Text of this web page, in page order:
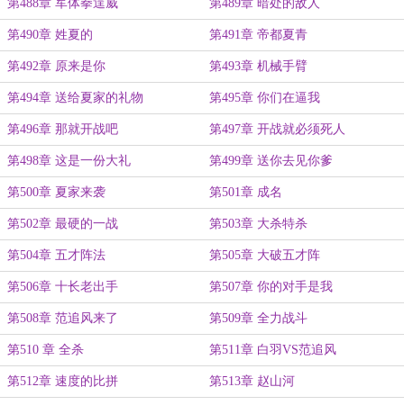
第488章 军体拳逞威 第489章 暗处的敌人
第490章 姓夏的 第491章 帝都夏青
第492章 原来是你 第493章 机械手臂
第494章 送给夏家的礼物 第495章 你们在逼我
第496章 那就开战吧 第497章 开战就必须死人
第498章 这是一份大礼 第499章 送你去见你爹
第500章 夏家来袭 第501章 成名
第502章 最硬的一战 第503章 大杀特杀
第504章 五才阵法 第505章 大破五才阵
第506章 十长老出手 第507章 你的对手是我
第508章 范追风来了 第509章 全力战斗
第510 章 全杀 第511章 白羽VS范追风
第512章 速度的比拼 第513章 赵山河